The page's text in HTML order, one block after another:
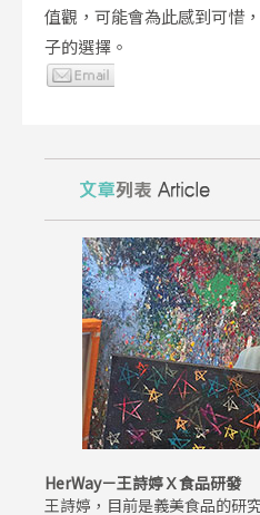
值觀，可能會為此感到可惜
子的選擇。
HerWay－王詩婷Ｘ食品研發
王詩婷，目前是義美食品的研